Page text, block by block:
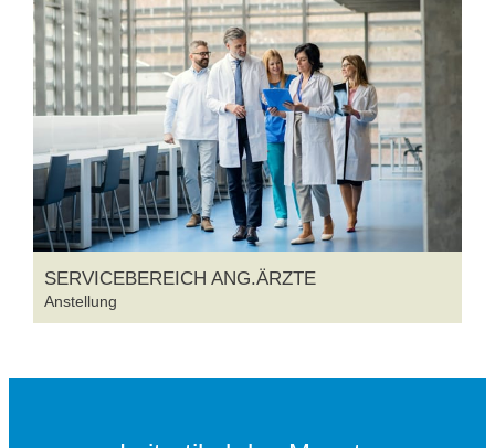
SERVICEBEREICH ANG.ÄRZTE
Anstellung